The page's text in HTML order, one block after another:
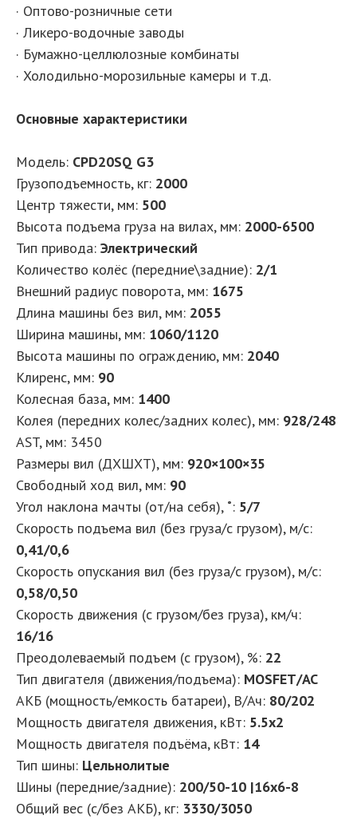
· Оптово-розничные сети
· Ликеро-водочные заводы
· Бумажно-целлюлозные комбинаты
· Холодильно-морозильные камеры и т.д.
Основные характеристики
Модель: CPD20SQ G3
Грузоподъемность, кг: 2000
Центр тяжести, мм: 500
Высота подъема груза на вилах, мм: 2000-6500
Тип привода: Электрический
Количество колёс (передние\задние): 2/1
Внешний радиус поворота, мм: 1675
Длина машины без вил, мм: 2055
Ширина машины, мм: 1060/1120
Высота машины по ограждению, мм: 2040
Клиренс, мм: 90
Колесная база, мм: 1400
Колея (передних колес/задних колес), мм: 928/248
AST, мм: 3450
Размеры вил (ДXШXТ), мм: 920×100×35
Свободный ход вил, мм: 90
Угол наклона мачты (от/на себя), ˚: 5/7
Скорость подъема вил (без груза/с грузом), м/с:
0,41/0,6
Скорость опускания вил (без груза/с грузом), м/с:
0,58/0,50
Скорость движения (с грузом/без груза), км/ч:
16/16
Преодолеваемый подъем (с грузом), %: 22
Тип двигателя (движения/подъема): MOSFET/AC
АКБ (мощность/емкость батареи), В/Ач: 80/202
Мощность двигателя движения, кВт: 5.5x2
Мощность двигателя подъёма, кВт: 14
Тип шины: Цельнолитые
Шины (передние/задние): 200/50-10 |16x6-8
Общий вес (с/без АКБ), кг: 3330/3050